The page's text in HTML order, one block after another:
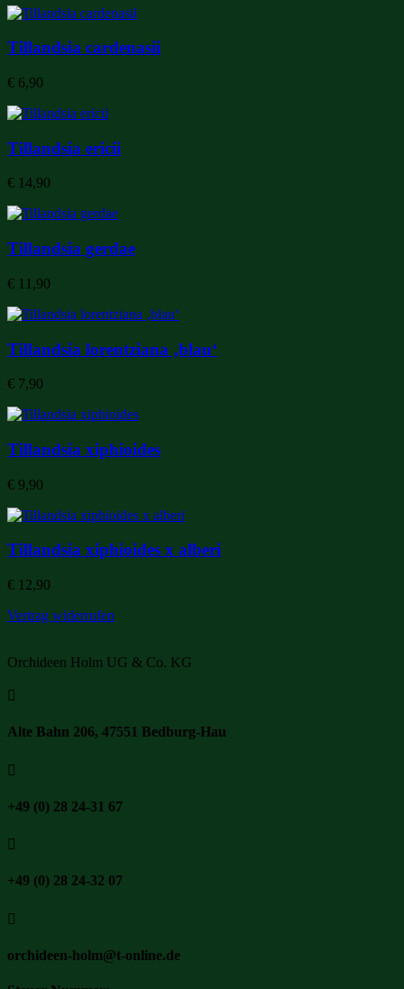
Tillandsia cardenasii
€ 6,90
Tillandsia ericii
€ 14,90
Tillandsia gerdae
€ 11,90
Tillandsia lorentziana ‚blau‘
€ 7,90
Tillandsia xiphioides
€ 9,90
Tillandsia xiphioides x alberi
€ 12,90
Vertrag widerrufen
Orchideen Holm UG & Co. KG

Alte Bahn 206, 47551 Bedburg-Hau

+49 (0) 28 24-31 67

+49 (0) 28 24-32 07

orchideen-holm@t-online.de